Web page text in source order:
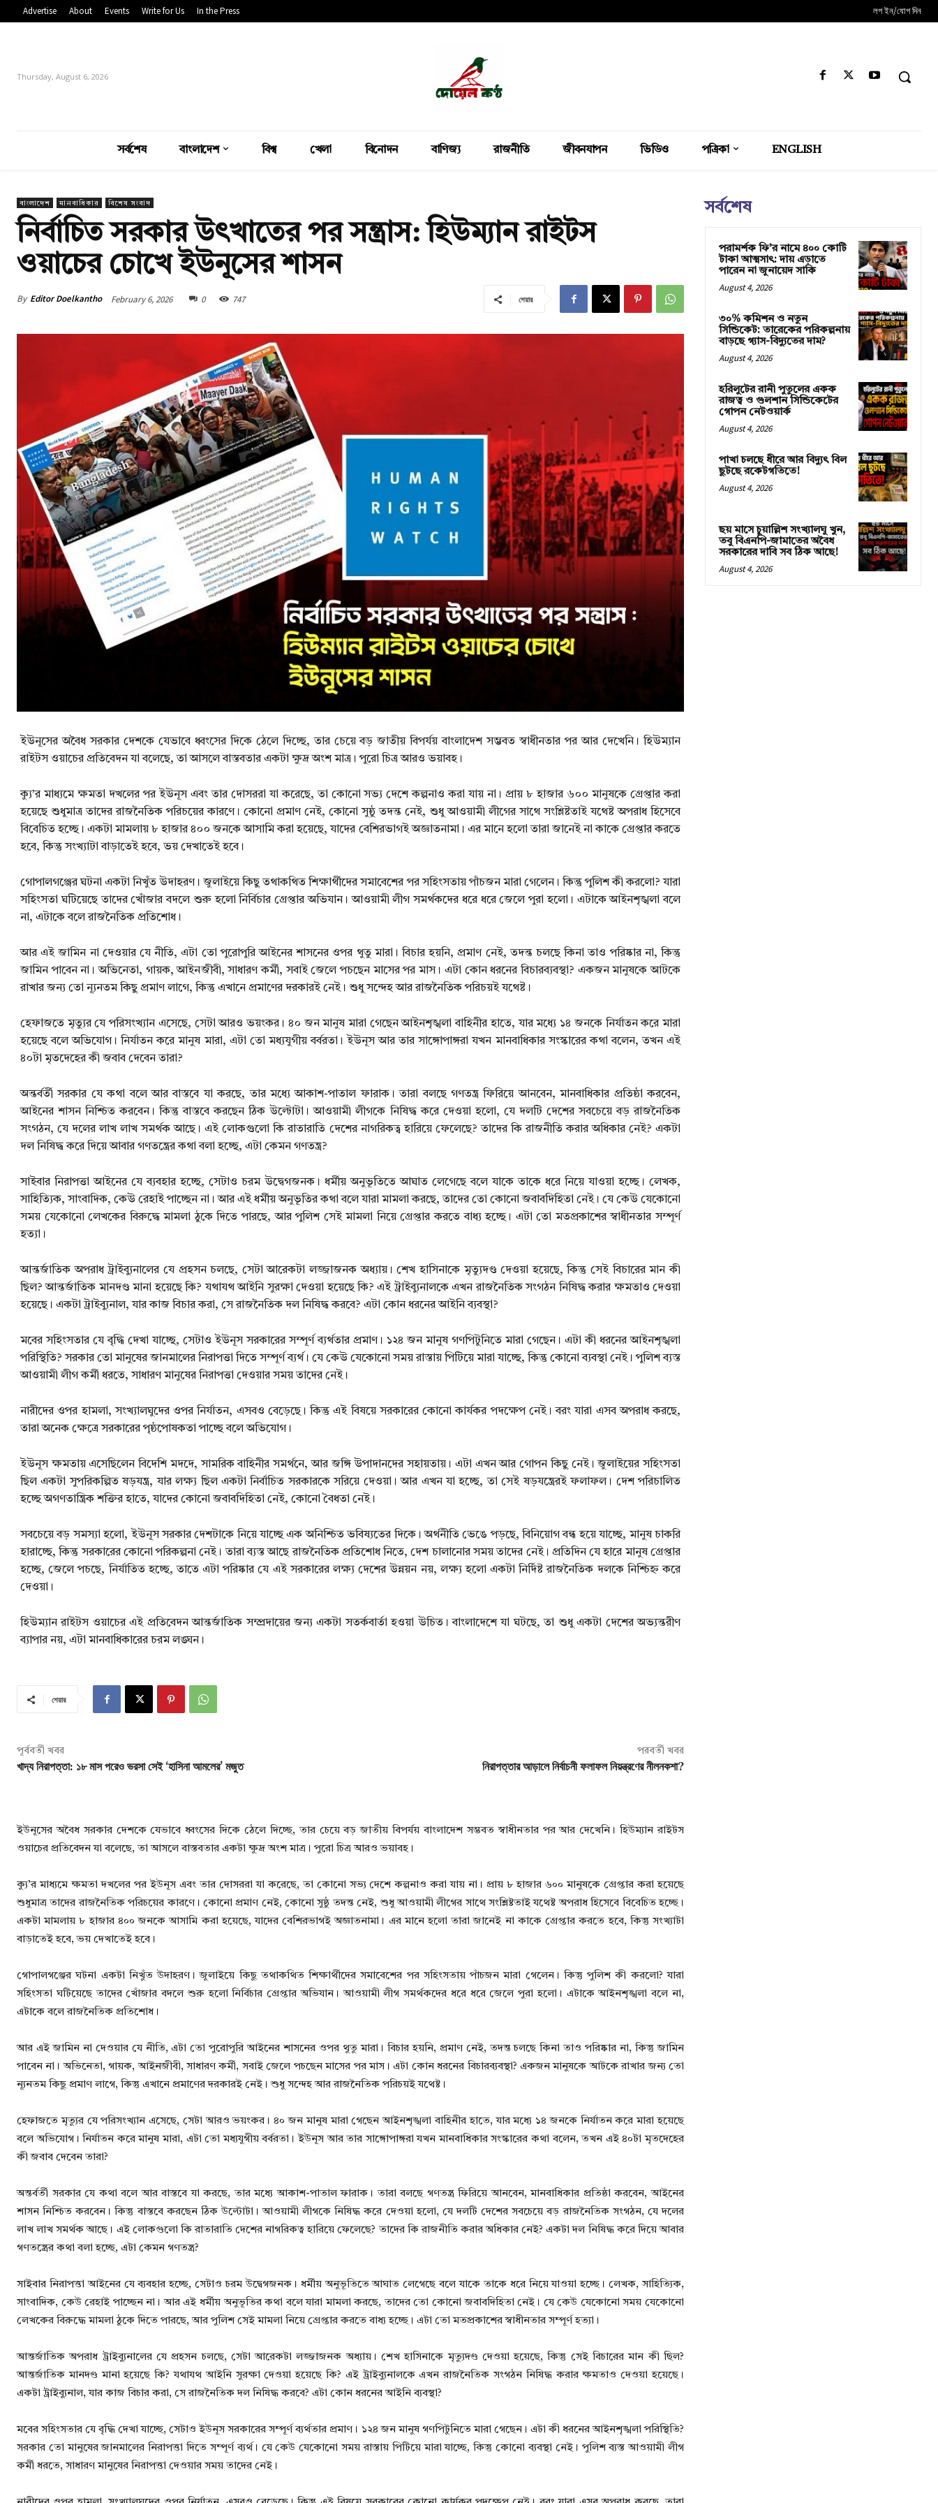
Advertise About Events Write for Us In the Press লগ ইন/যোগ দিন
Thursday, August 6, 2026
সর্বশেষ বাংলাদেশ বিশ্ব খেলা বিনোদন বাণিজ্য রাজনীতি জীবনযাপন ভিডিও পত্রিকা ENGLISH
বাংলাদেশ মানবাধিকার বিশেষ সংবাদ
নির্বাচিত সরকার উৎখাতের পর সন্ত্রাস: হিউম্যান রাইটস
ওয়াচের চোখে ইউনূসের শাসন
By Editor Doelkantho February 6, 2026 0 747 শেয়ার
ইউনূসের অবৈধ সরকার দেশকে যেভাবে ধ্বংসের দিকে ঠেলে দিচ্ছে, তার চেয়ে বড় জাতীয় বিপর্যয় বাংলাদেশ সম্ভবত স্বাধীনতার পর আর দেখেনি। হিউম্যান
রাইটস ওয়াচের প্রতিবেদন যা বলেছে, তা আসলে বাস্তবতার একটা ক্ষুদ্র অংশ মাত্র। পুরো চিত্র আরও ভয়াবহ।
ক্যু’র মাধ্যমে ক্ষমতা দখলের পর ইউনূস এবং তার দোসররা যা করেছে, তা কোনো সভ্য দেশে কল্পনাও করা যায় না। প্রায় ৮ হাজার ৬০০ মানুষকে গ্রেপ্তার করা
হয়েছে শুধুমাত্র তাদের রাজনৈতিক পরিচয়ের কারণে। কোনো প্রমাণ নেই, কোনো সুষ্ঠু তদন্ত নেই, শুধু আওয়ামী লীগের সাথে সংশ্লিষ্টতাই যথেষ্ট অপরাধ হিসেবে
বিবেচিত হচ্ছে। একটা মামলায় ৮ হাজার ৪০০ জনকে আসামি করা হয়েছে, যাদের বেশিরভাগই অজ্ঞাতনামা। এর মানে হলো তারা জানেই না কাকে গ্রেপ্তার করতে
হবে, কিন্তু সংখ্যাটা বাড়াতেই হবে, ভয় দেখাতেই হবে।
গোপালগঞ্জের ঘটনা একটা নিখুঁত উদাহরণ। জুলাইয়ে কিছু তথাকথিত শিক্ষার্থীদের সমাবেশের পর সহিংসতায় পাঁচজন মারা গেলেন। কিন্তু পুলিশ কী করলো? যারা
সহিংসতা ঘটিয়েছে তাদের খোঁজার বদলে শুরু হলো নির্বিচার গ্রেপ্তার অভিযান। আওয়ামী লীগ সমর্থকদের ধরে ধরে জেলে পুরা হলো। এটাকে আইনশৃঙ্খলা বলে
না, এটাকে বলে রাজনৈতিক প্রতিশোধ।
আর এই জামিন না দেওয়ার যে নীতি, এটা তো পুরোপুরি আইনের শাসনের ওপর থুতু মারা। বিচার হয়নি, প্রমাণ নেই, তদন্ত চলছে কিনা তাও পরিষ্কার না, কিন্তু
জামিন পাবেন না। অভিনেতা, গায়ক, আইনজীবী, সাধারণ কর্মী, সবাই জেলে পচছেন মাসের পর মাস। এটা কোন ধরনের বিচারব্যবস্থা? একজন মানুষকে আটকে
রাখার জন্য তো ন্যূনতম কিছু প্রমাণ লাগে, কিন্তু এখানে প্রমাণের দরকারই নেই। শুধু সন্দেহ আর রাজনৈতিক পরিচয়ই যথেষ্ট।
হেফাজতে মৃত্যুর যে পরিসংখ্যান এসেছে, সেটা আরও ভয়ংকর। ৪০ জন মানুষ মারা গেছেন আইনশৃঙ্খলা বাহিনীর হাতে, যার মধ্যে ১৪ জনকে নির্যাতন করে মারা
হয়েছে বলে অভিযোগ। নির্যাতন করে মানুষ মারা, এটা তো মধ্যযুগীয় বর্বরতা। ইউনূস আর তার সাঙ্গোপাঙ্গরা যখন মানবাধিকার সংস্কারের কথা বলেন, তখন এই
৪০টা মৃতদেহের কী জবাব দেবেন তারা?
অন্তর্বর্তী সরকার যে কথা বলে আর বাস্তবে যা করছে, তার মধ্যে আকাশ-পাতাল ফারাক। তারা বলছে গণতন্ত্র ফিরিয়ে আনবেন, মানবাধিকার প্রতিষ্ঠা করবেন,
আইনের শাসন নিশ্চিত করবেন। কিন্তু বাস্তবে করছেন ঠিক উল্টোটা। আওয়ামী লীগকে নিষিদ্ধ করে দেওয়া হলো, যে দলটি দেশের সবচেয়ে বড় রাজনৈতিক
সংগঠন, যে দলের লাখ লাখ সমর্থক আছে। এই লোকগুলো কি রাতারাতি দেশের নাগরিকত্ব হারিয়ে ফেলেছে? তাদের কি রাজনীতি করার অধিকার নেই? একটা
দল নিষিদ্ধ করে দিয়ে আবার গণতন্ত্রের কথা বলা হচ্ছে, এটা কেমন গণতন্ত্র?
সাইবার নিরাপত্তা আইনের যে ব্যবহার হচ্ছে, সেটাও চরম উদ্বেগজনক। ধর্মীয় অনুভূতিতে আঘাত লেগেছে বলে যাকে তাকে ধরে নিয়ে যাওয়া হচ্ছে। লেখক,
সাহিত্যিক, সাংবাদিক, কেউ রেহাই পাচ্ছেন না। আর এই ধর্মীয় অনুভূতির কথা বলে যারা মামলা করছে, তাদের তো কোনো জবাবদিহিতা নেই। যে কেউ যেকোনো
সময় যেকোনো লেখকের বিরুদ্ধে মামলা ঠুকে দিতে পারছে, আর পুলিশ সেই মামলা নিয়ে গ্রেপ্তার করতে বাধ্য হচ্ছে। এটা তো মতপ্রকাশের স্বাধীনতার সম্পূর্ণ
হত্যা।
আন্তর্জাতিক অপরাধ ট্রাইব্যুনালের যে প্রহসন চলছে, সেটা আরেকটা লজ্জাজনক অধ্যায়। শেখ হাসিনাকে মৃত্যুদণ্ড দেওয়া হয়েছে, কিন্তু সেই বিচারের মান কী
ছিল? আন্তর্জাতিক মানদণ্ড মানা হয়েছে কি? যথাযথ আইনি সুরক্ষা দেওয়া হয়েছে কি? এই ট্রাইব্যুনালকে এখন রাজনৈতিক সংগঠন নিষিদ্ধ করার ক্ষমতাও দেওয়া
হয়েছে। একটা ট্রাইব্যুনাল, যার কাজ বিচার করা, সে রাজনৈতিক দল নিষিদ্ধ করবে? এটা কোন ধরনের আইনি ব্যবস্থা?
মবের সহিংসতার যে বৃদ্ধি দেখা যাচ্ছে, সেটাও ইউনূস সরকারের সম্পূর্ণ ব্যর্থতার প্রমাণ। ১২৪ জন মানুষ গণপিটুনিতে মারা গেছেন। এটা কী ধরনের আইনশৃঙ্খলা
পরিস্থিতি? সরকার তো মানুষের জানমালের নিরাপত্তা দিতে সম্পূর্ণ ব্যর্থ। যে কেউ যেকোনো সময় রাস্তায় পিটিয়ে মারা যাচ্ছে, কিন্তু কোনো ব্যবস্থা নেই। পুলিশ ব্যস্ত
আওয়ামী লীগ কর্মী ধরতে, সাধারণ মানুষের নিরাপত্তা দেওয়ার সময় তাদের নেই।
নারীদের ওপর হামলা, সংখ্যালঘুদের ওপর নির্যাতন, এসবও বেড়েছে। কিন্তু এই বিষয়ে সরকারের কোনো কার্যকর পদক্ষেপ নেই। বরং যারা এসব অপরাধ করছে,
তারা অনেক ক্ষেত্রে সরকারের পৃষ্ঠপোষকতা পাচ্ছে বলে অভিযোগ।
ইউনূস ক্ষমতায় এসেছিলেন বিদেশি মদদে, সামরিক বাহিনীর সমর্থনে, আর জঙ্গি উপাদানদের সহায়তায়। এটা এখন আর গোপন কিছু নেই। জুলাইয়ের সহিংসতা
ছিল একটা সুপরিকল্পিত ষড়যন্ত্র, যার লক্ষ্য ছিল একটা নির্বাচিত সরকারকে সরিয়ে দেওয়া। আর এখন যা হচ্ছে, তা সেই ষড়যন্ত্রেরই ফলাফল। দেশ পরিচালিত
হচ্ছে অগণতান্ত্রিক শক্তির হাতে, যাদের কোনো জবাবদিহিতা নেই, কোনো বৈধতা নেই।
সবচেয়ে বড় সমস্যা হলো, ইউনূস সরকার দেশটাকে নিয়ে যাচ্ছে এক অনিশ্চিত ভবিষ্যতের দিকে। অর্থনীতি ভেঙে পড়ছে, বিনিয়োগ বন্ধ হয়ে যাচ্ছে, মানুষ চাকরি
হারাচ্ছে, কিন্তু সরকারের কোনো পরিকল্পনা নেই। তারা ব্যস্ত আছে রাজনৈতিক প্রতিশোধ নিতে, দেশ চালানোর সময় তাদের নেই। প্রতিদিন যে হারে মানুষ গ্রেপ্তার
হচ্ছে, জেলে পচছে, নির্যাতিত হচ্ছে, তাতে এটা পরিষ্কার যে এই সরকারের লক্ষ্য দেশের উন্নয়ন নয়, লক্ষ্য হলো একটা নির্দিষ্ট রাজনৈতিক দলকে নিশ্চিহ্ন করে
দেওয়া।
হিউম্যান রাইটস ওয়াচের এই প্রতিবেদন আন্তর্জাতিক সম্প্রদায়ের জন্য একটা সতর্কবার্তা হওয়া উচিত। বাংলাদেশে যা ঘটছে, তা শুধু একটা দেশের অভ্যন্তরীণ
ব্যাপার নয়, এটা মানবাধিকারের চরম লঙ্ঘন।
শেয়ার
পূর্ববর্তী খবর
খাদ্য নিরাপত্তা: ১৮ মাস পরেও ভরসা সেই ‘হাসিনা আমলের’ মজুত
পরবর্তী খবর
নিরাপত্তার আড়ালে নির্বাচনী ফলাফল নিয়ন্ত্রণের নীলনকশা?
ইউনূসের অবৈধ সরকার দেশকে যেভাবে ধ্বংসের দিকে ঠেলে দিচ্ছে, তার চেয়ে বড় জাতীয় বিপর্যয় বাংলাদেশ সম্ভবত স্বাধীনতার পর আর দেখেনি। হিউম্যান রাইটস
ওয়াচের প্রতিবেদন যা বলেছে, তা আসলে বাস্তবতার একটা ক্ষুদ্র অংশ মাত্র। পুরো চিত্র আরও ভয়াবহ।
ক্যু’র মাধ্যমে ক্ষমতা দখলের পর ইউনূস এবং তার দোসররা যা করেছে, তা কোনো সভ্য দেশে কল্পনাও করা যায় না। প্রায় ৮ হাজার ৬০০ মানুষকে গ্রেপ্তার করা হয়েছে
শুধুমাত্র তাদের রাজনৈতিক পরিচয়ের কারণে। কোনো প্রমাণ নেই, কোনো সুষ্ঠু তদন্ত নেই, শুধু আওয়ামী লীগের সাথে সংশ্লিষ্টতাই যথেষ্ট অপরাধ হিসেবে বিবেচিত হচ্ছে।
একটা মামলায় ৮ হাজার ৪০০ জনকে আসামি করা হয়েছে, যাদের বেশিরভাগই অজ্ঞাতনামা। এর মানে হলো তারা জানেই না কাকে গ্রেপ্তার করতে হবে, কিন্তু সংখ্যাটা
বাড়াতেই হবে, ভয় দেখাতেই হবে।
গোপালগঞ্জের ঘটনা একটা নিখুঁত উদাহরণ। জুলাইয়ে কিছু তথাকথিত শিক্ষার্থীদের সমাবেশের পর সহিংসতায় পাঁচজন মারা গেলেন। কিন্তু পুলিশ কী করলো? যারা
সহিংসতা ঘটিয়েছে তাদের খোঁজার বদলে শুরু হলো নির্বিচার গ্রেপ্তার অভিযান। আওয়ামী লীগ সমর্থকদের ধরে ধরে জেলে পুরা হলো। এটাকে আইনশৃঙ্খলা বলে না,
এটাকে বলে রাজনৈতিক প্রতিশোধ।
আর এই জামিন না দেওয়ার যে নীতি, এটা তো পুরোপুরি আইনের শাসনের ওপর থুতু মারা। বিচার হয়নি, প্রমাণ নেই, তদন্ত চলছে কিনা তাও পরিষ্কার না, কিন্তু জামিন
পাবেন না। অভিনেতা, গায়ক, আইনজীবী, সাধারণ কর্মী, সবাই জেলে পচছেন মাসের পর মাস। এটা কোন ধরনের বিচারব্যবস্থা? একজন মানুষকে আটকে রাখার জন্য তো
ন্যূনতম কিছু প্রমাণ লাগে, কিন্তু এখানে প্রমাণের দরকারই নেই। শুধু সন্দেহ আর রাজনৈতিক পরিচয়ই যথেষ্ট।
হেফাজতে মৃত্যুর যে পরিসংখ্যান এসেছে, সেটা আরও ভয়ংকর। ৪০ জন মানুষ মারা গেছেন আইনশৃঙ্খলা বাহিনীর হাতে, যার মধ্যে ১৪ জনকে নির্যাতন করে মারা হয়েছে
বলে অভিযোগ। নির্যাতন করে মানুষ মারা, এটা তো মধ্যযুগীয় বর্বরতা। ইউনূস আর তার সাঙ্গোপাঙ্গরা যখন মানবাধিকার সংস্কারের কথা বলেন, তখন এই ৪০টা মৃতদেহের
কী জবাব দেবেন তারা?
অন্তর্বর্তী সরকার যে কথা বলে আর বাস্তবে যা করছে, তার মধ্যে আকাশ-পাতাল ফারাক। তারা বলছে গণতন্ত্র ফিরিয়ে আনবেন, মানবাধিকার প্রতিষ্ঠা করবেন, আইনের
শাসন নিশ্চিত করবেন। কিন্তু বাস্তবে করছেন ঠিক উল্টোটা। আওয়ামী লীগকে নিষিদ্ধ করে দেওয়া হলো, যে দলটি দেশের সবচেয়ে বড় রাজনৈতিক সংগঠন, যে দলের
লাখ লাখ সমর্থক আছে। এই লোকগুলো কি রাতারাতি দেশের নাগরিকত্ব হারিয়ে ফেলেছে? তাদের কি রাজনীতি করার অধিকার নেই? একটা দল নিষিদ্ধ করে দিয়ে আবার
গণতন্ত্রের কথা বলা হচ্ছে, এটা কেমন গণতন্ত্র?
সাইবার নিরাপত্তা আইনের যে ব্যবহার হচ্ছে, সেটাও চরম উদ্বেগজনক। ধর্মীয় অনুভূতিতে আঘাত লেগেছে বলে যাকে তাকে ধরে নিয়ে যাওয়া হচ্ছে। লেখক, সাহিত্যিক,
সাংবাদিক, কেউ রেহাই পাচ্ছেন না। আর এই ধর্মীয় অনুভূতির কথা বলে যারা মামলা করছে, তাদের তো কোনো জবাবদিহিতা নেই। যে কেউ যেকোনো সময় যেকোনো
লেখকের বিরুদ্ধে মামলা ঠুকে দিতে পারছে, আর পুলিশ সেই মামলা নিয়ে গ্রেপ্তার করতে বাধ্য হচ্ছে। এটা তো মতপ্রকাশের স্বাধীনতার সম্পূর্ণ হত্যা।
আন্তর্জাতিক অপরাধ ট্রাইব্যুনালের যে প্রহসন চলছে, সেটা আরেকটা লজ্জাজনক অধ্যায়। শেখ হাসিনাকে মৃত্যুদণ্ড দেওয়া হয়েছে, কিন্তু সেই বিচারের মান কী ছিল?
আন্তর্জাতিক মানদণ্ড মানা হয়েছে কি? যথাযথ আইনি সুরক্ষা দেওয়া হয়েছে কি? এই ট্রাইব্যুনালকে এখন রাজনৈতিক সংগঠন নিষিদ্ধ করার ক্ষমতাও দেওয়া হয়েছে।
একটা ট্রাইব্যুনাল, যার কাজ বিচার করা, সে রাজনৈতিক দল নিষিদ্ধ করবে? এটা কোন ধরনের আইনি ব্যবস্থা?
মবের সহিংসতার যে বৃদ্ধি দেখা যাচ্ছে, সেটাও ইউনূস সরকারের সম্পূর্ণ ব্যর্থতার প্রমাণ। ১২৪ জন মানুষ গণপিটুনিতে মারা গেছেন। এটা কী ধরনের আইনশৃঙ্খলা পরিস্থিতি?
সরকার তো মানুষের জানমালের নিরাপত্তা দিতে সম্পূর্ণ ব্যর্থ। যে কেউ যেকোনো সময় রাস্তায় পিটিয়ে মারা যাচ্ছে, কিন্তু কোনো ব্যবস্থা নেই। পুলিশ ব্যস্ত আওয়ামী লীগ
কর্মী ধরতে, সাধারণ মানুষের নিরাপত্তা দেওয়ার সময় তাদের নেই।
সর্বশেষ
পরামর্শক ফি’র নামে ৪০০ কোটি
টাকা আত্মসাৎ: দায় এড়াতে
পারেন না জুনায়েদ সাকি
August 4, 2026
৩০% কমিশন ও নতুন
সিন্ডিকেট: তারেকের পরিকল্পনায়
বাড়ছে গ্যাস-বিদ্যুতের দাম?
August 4, 2026
হরিলুটের রানী পুতুলের একক
রাজত্ব ও গুলশান সিন্ডিকেটের
গোপন নেটওয়ার্ক
August 4, 2026
পাখা চলছে ধীরে আর বিদ্যুৎ বিল
ছুটছে রকেটগতিতে!
August 4, 2026
ছয় মাসে চুয়াল্লিশ সংখ্যালঘু খুন,
তবু বিএনপি-জামাতের অবৈধ
সরকারের দাবি সব ঠিক আছে!
August 4, 2026